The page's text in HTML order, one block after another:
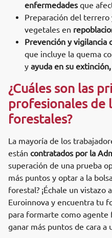
enfermedades que
Preparación del terrero
vegetales en
Prevención y vigilancia
que incluye la quema
y ayuda en su extinción,
¿Cuáles son las
profesionales de
forestales?
La mayoría de los
están contratados por la
superación de una prueba
más puntos y optar a la
forestal? ¡Échale un vistazo
Euroinnova y encuentra tu
para formarte como agente
ganar más puntos de cara a